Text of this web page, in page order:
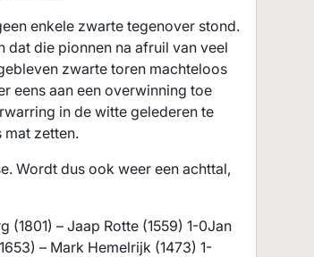
enkele zwarte tegenover stond.
dat die pionnen na afruil van veel
zwarte toren machteloos
eens aan een overwinning toe
in de witte gelederen te
mat zetten.
Wordt dus ook weer een achttal,
(1801) – Jaap Rotte (1559) 1-0Jan
– Mark Hemelrijk (1473) 1-